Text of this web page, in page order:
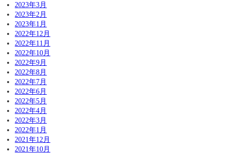
2023年3月
2023年2月
2023年1月
2022年12月
2022年11月
2022年10月
2022年9月
2022年8月
2022年7月
2022年6月
2022年5月
2022年4月
2022年3月
2022年1月
2021年12月
2021年10月